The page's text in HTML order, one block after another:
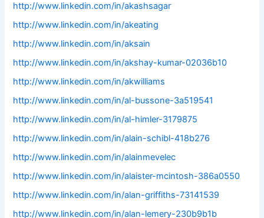
http://www.linkedin.com/in/akashsagar
http://www.linkedin.com/in/akeating
http://www.linkedin.com/in/aksain
http://www.linkedin.com/in/akshay-kumar-02036b10
http://www.linkedin.com/in/akwilliams
http://www.linkedin.com/in/al-bussone-3a519541
http://www.linkedin.com/in/al-himler-3179875
http://www.linkedin.com/in/alain-schibl-418b276
http://www.linkedin.com/in/alainmevelec
http://www.linkedin.com/in/alaister-mcintosh-386a0550
http://www.linkedin.com/in/alan-griffiths-73141539
http://www.linkedin.com/in/alan-lemery-230b9b1b